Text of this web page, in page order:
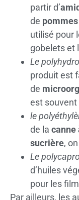
partir d’
de
utilisé pour
gobelets et
Le
produit est
de
est souvent
le
de la canne
sucrière,
Le
d’huiles
pour les
Par ailleurs, les